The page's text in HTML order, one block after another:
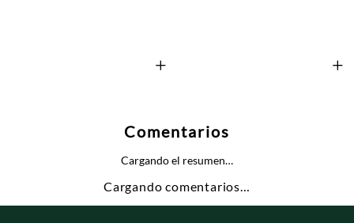
+ +
Comentarios
Cargando el resumen…
Cargando comentarios…